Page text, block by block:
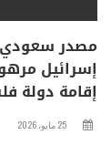
إسرائيل
إقامة دولة
25 مايو، 2026